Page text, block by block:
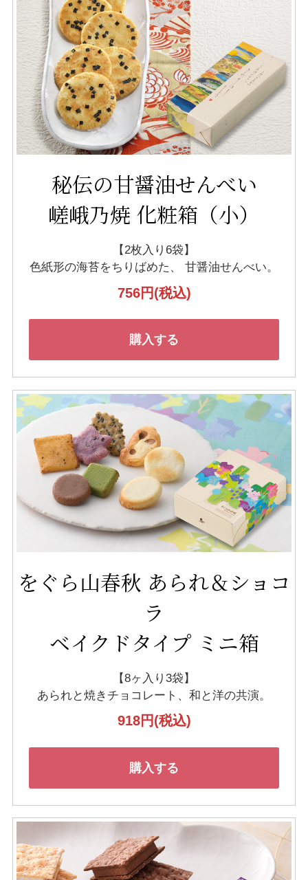
秘伝の甘醤油せんべい
嵯峨乃焼 化粧箱（小）
【2枚入り6袋】
色紙形の海苔をちりばめた、
甘醤油せんべい。
756円(税込)
購入する
をぐら山春秋 あられ＆ショコ
ラ
ベイクドタイプ ミニ箱
【8ヶ入り3袋】
あられと焼きチョコレート、 和と洋の共演。
918円(税込)
購入する